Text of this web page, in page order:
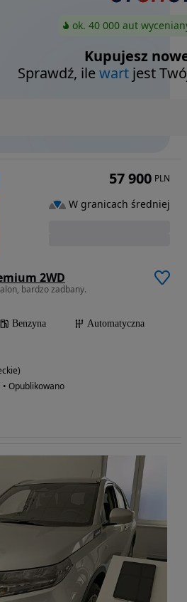
ok. 40 000 aut
Kupujesz
Sprawdź, ilewart jest
2WD
bardzo zadbany.
Benzyna
Automatyczna
Opublikowano
57 900 PLN
W granicach średniej